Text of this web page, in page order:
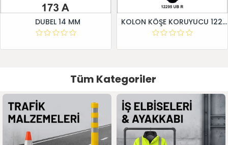
DUBEL 14 MM KOLON KÖŞE KORUYUCU 12295 UB R
Tüm Kategoriler